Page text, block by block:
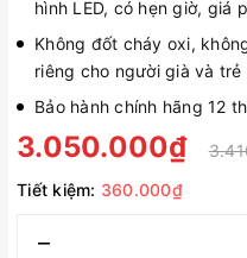
hình LED, có hẹn giờ, giá
Không đốt cháy oxi,
riêng cho người già và trẻ
Bảo hành chính hãng 12
3.050.000₫
Tiết kiệm: 360.000₫
–